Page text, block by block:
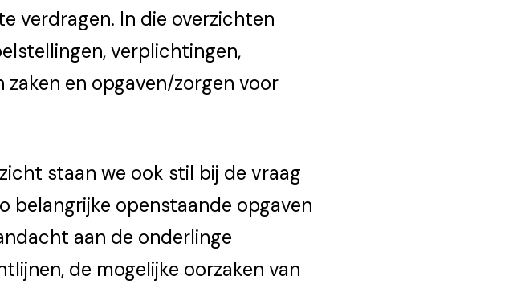
verdragen. In die overzichten
verplichtingen,
en opgaven/zorgen voor
staan we ook stil bij de vraag
belangrijke openstaande opgaven
aan de onderlinge
de mogelijke oorzaken van